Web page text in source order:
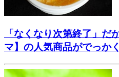
「なくなり次第終了」だ
マ】の人気商品がでっか